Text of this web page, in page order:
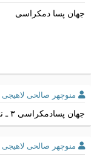
جهان پسا دمکراسی
منوچهر صالحی لاهیجی
جهان پسادمکراسی ۳ ـ نئولیبرالییسم
منوچهر صالحی لاهیجی